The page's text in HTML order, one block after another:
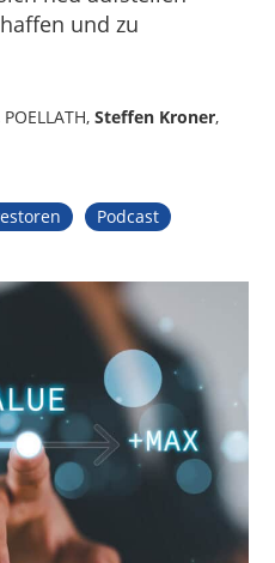
und zu
POELLATH,Steffen Kroner,
Podcast